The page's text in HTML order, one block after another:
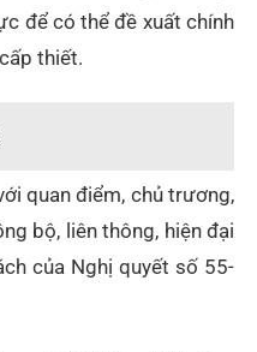
để có thể đề xuất chính
thiết.
quan điểm, chủ trương,
bộ, liên thông, hiện đại
của Nghị quyết số 55-